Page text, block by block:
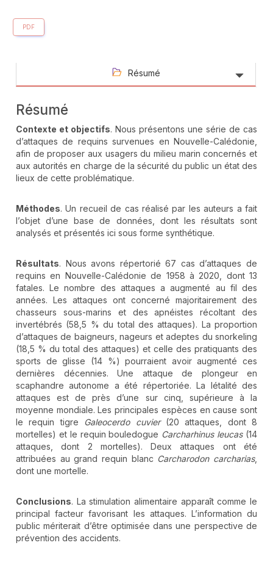
PDF
Résumé
Résumé
Contexte et objectifs. Nous présentons une série de cas
d’attaques de requins survenues en Nouvelle-Calédonie,
afin de proposer aux usagers du milieu marin concernés et
aux autorités en charge de la sécurité du public un état des
lieux de cette problématique.
Méthodes. Un recueil de cas réalisé par les auteurs a fait
l’objet d’une base de données, dont les résultats sont
analysés et présentés ici sous forme synthétique.
Résultats. Nous avons répertorié 67 cas d’attaques de
requins en Nouvelle-Calédonie de 1958 à 2020, dont 13
fatales. Le nombre des attaques a augmenté au fil des
années. Les attaques ont concerné majoritairement des
chasseurs sous-marins et des apnéistes récoltant des
invertébrés (58,5 % du total des attaques). La proportion
d’attaques de baigneurs, nageurs et adeptes du snorkeling
(18,5 % du total des attaques) et celle des pratiquants des
sports de glisse (14 %) pourraient avoir augmenté ces
dernières décennies. Une attaque de plongeur en
scaphandre autonome a été répertoriée. La létalité des
attaques est de près d’une sur cinq, supérieure à la
moyenne mondiale. Les principales espèces en cause sont
le requin tigre
Galeocerdo cuvier(20 attaques, dont 8
mortelles) et le requin bouledogue Carcharhinus leucas(14
attaques, dont 2 mortelles). Deux attaques ont été
attribuées au grand requin blanc Carcharodon carcharias,
dont une mortelle.
Conclusions. La stimulation alimentaire apparaît comme le
principal facteur favorisant les attaques. L’information du
public mériterait d’être optimisée dans une perspective de
prévention des accidents.